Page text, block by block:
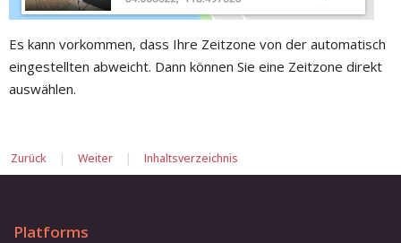
Es kann vorkommen, dass Ihre Zeitzone von der automatisch
eingestellten abweicht. Dann können Sie eine Zeitzone direkt
auswählen.
Zurück | Weiter | Inhaltsverzeichnis
Platforms